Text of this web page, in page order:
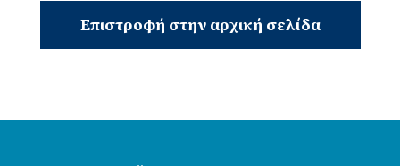
Επιστροφή στην αρχική σελίδα